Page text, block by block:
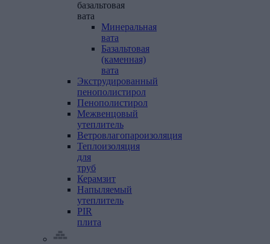
базальтовая
вата
Минеральная
вата
Базальтовая
(каменная)
вата
Экструдированный
пенополистирол
Пенополистирол
Межвенцовый
утеплитель
Ветровлагопароизоляция
Теплоизоляция
для
труб
Керамзит
Напыляемый
утеплитель
PIR
плита